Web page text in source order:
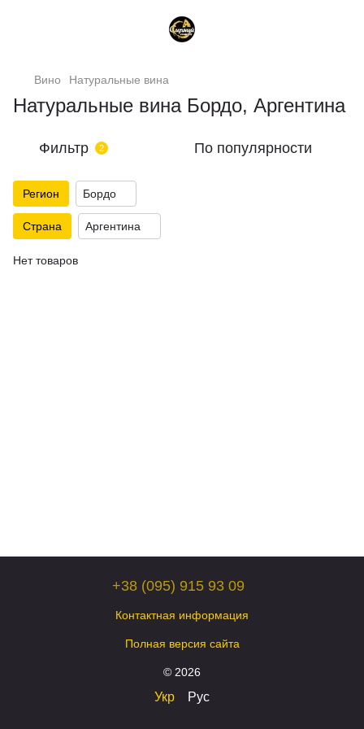
Вино Натуральные вина
Натуральные вина Бордо, Аргентина
Фильтр 2 По популярности
Регион Бордо
Страна Аргентина
Нет товаров
+38 (095) 915 93 09
Контактная информация
Полная версия сайта
© 2026
Укр Рус